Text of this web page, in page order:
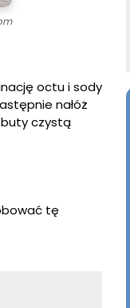
octu i sody
nałóż
czystą
tę